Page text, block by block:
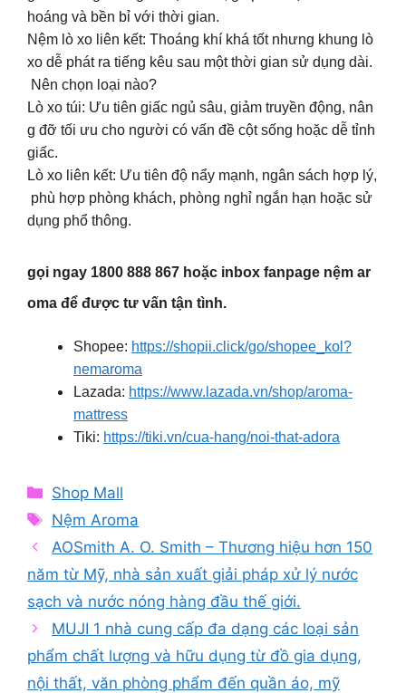
hoáng và bền bỉ với thời gian.
Nệm lò xo liên kết: Thoáng khí khá tốt nhưng khung lò
xo dễ phát ra tiếng kêu sau một thời gian sử dụng dài.
Nên chọn loại nào?
Lò xo túi: Ưu tiên giấc ngủ sâu, giảm truyền động, nân
g đỡ tối ưu cho người có vấn đề cột sống hoặc dễ tỉnh
giấc.
Lò xo liên kết: Ưu tiên độ nẩy mạnh, ngân sách hợp lý,
phù hợp phòng khách, phòng nghỉ ngắn hạn hoặc sử
dụng phổ thông.
gọi ngay 1800 888 867 hoặc inbox fanpage nệm ar
oma để được tư vấn tận tình.
Shopee: https://shopii.click/go/shopee_kol?
nemaroma
Lazada: https://www.lazada.vn/shop/aroma-
mattress
Tiki: https://tiki.vn/cua-hang/noi-that-adora
Categories
Shop Mall
Tags
Nệm Aroma
AOSmith A. O. Smith – Thương hiệu hơn 150
năm từ Mỹ, nhà sản xuất giải pháp xử lý nước
sạch và nước nóng hàng đầu thế giới.
MUJI 1 nhà cung cấp đa dạng các loại sản
phẩm chất lượng và hữu dụng từ đồ gia dụng,
nội thất, văn phòng phẩm đến quần áo, mỹ